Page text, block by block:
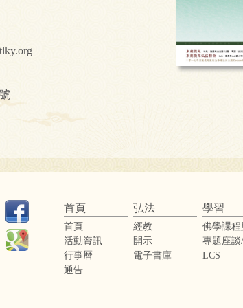
首頁
首頁
活動資訊
行事曆
通告
弘法
經教
開示
電子書庫
學習
佛學課程
座
專題座談
辦活動
LCS